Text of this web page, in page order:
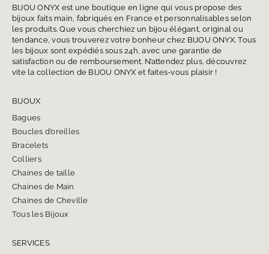
BIJOU ONYX est une boutique en ligne qui vous propose des
bijoux faits main, fabriqués en France et personnalisables selon
les produits. Que vous cherchiez un bijou élégant, original ou
tendance, vous trouverez votre bonheur chez BIJOU ONYX. Tous
les bijoux sont expédiés sous 24h, avec une garantie de
satisfaction ou de remboursement. N’attendez plus, découvrez
vite la collection de BIJOU ONYX et faites-vous plaisir !
BIJOUX
Bagues
Boucles d’oreilles
Bracelets
Colliers
Chaines de taille
Chaines de Main
Chaines de Cheville
Tous les Bijoux
SERVICES